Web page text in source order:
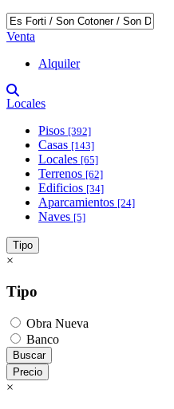
Venta
Alquiler
Locales
Pisos [392]
Casas [143]
Locales [65]
Terrenos [62]
Edificios [34]
Aparcamientos [24]
Naves [5]
Tipo
×
Tipo
Obra Nueva
Banco
Buscar
Precio
×